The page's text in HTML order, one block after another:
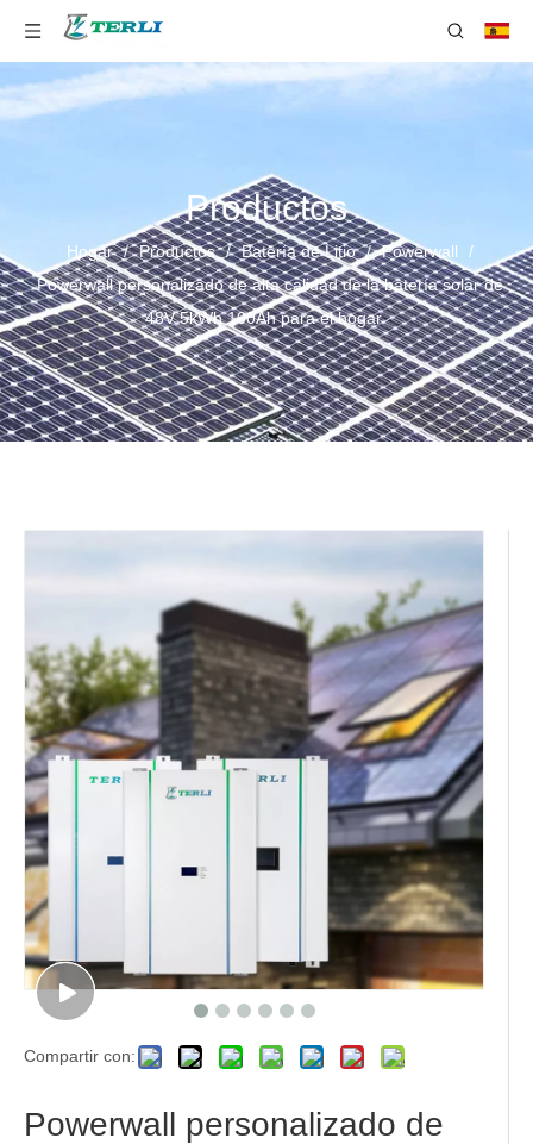
Productos
Hogar / Productos / Batería de Litio / Powerwall
/
Powerwall personalizado de alta calidad de la batería solar de
48V 5kWh 100Ah para el hogar
Compartir con:
Powerwall personalizado de